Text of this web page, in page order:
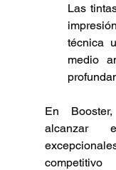
Las
técnica
medio
En
alcanzar